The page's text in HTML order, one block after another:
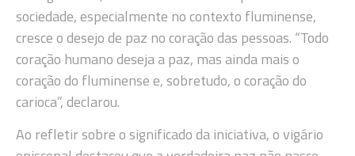
sociedade, especialmente no contexto fluminense,
cresce o desejo de paz no coração das pessoas. “Todo
coração humano deseja a paz, mas ainda mais o
coração do fluminense e, sobretudo, o coração do
carioca”, declarou.
Ao refletir sobre o significado da iniciativa, o vigário